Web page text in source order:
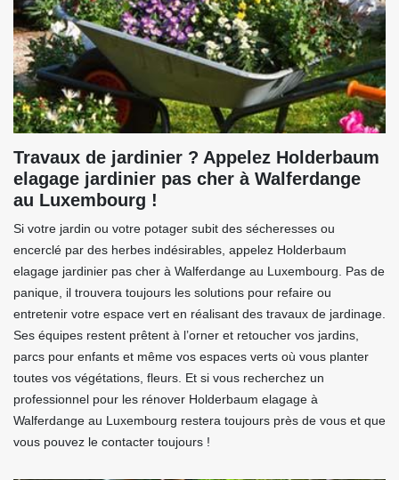
Travaux de jardinier ? Appelez Holderbaum
elagage jardinier pas cher à Walferdange
au Luxembourg !
Si votre jardin ou votre potager subit des sécheresses ou
encerclé par des herbes indésirables, appelez Holderbaum
elagage jardinier pas cher à Walferdange au Luxembourg. Pas de
panique, il trouvera toujours les solutions pour refaire ou
entretenir votre espace vert en réalisant des travaux de jardinage.
Ses équipes restent prêtent à l’orner et retoucher vos jardins,
parcs pour enfants et même vos espaces verts où vous planter
toutes vos végétations, fleurs. Et si vous recherchez un
professionnel pour les rénover Holderbaum elagage à
Walferdange au Luxembourg restera toujours près de vous et que
vous pouvez le contacter toujours !